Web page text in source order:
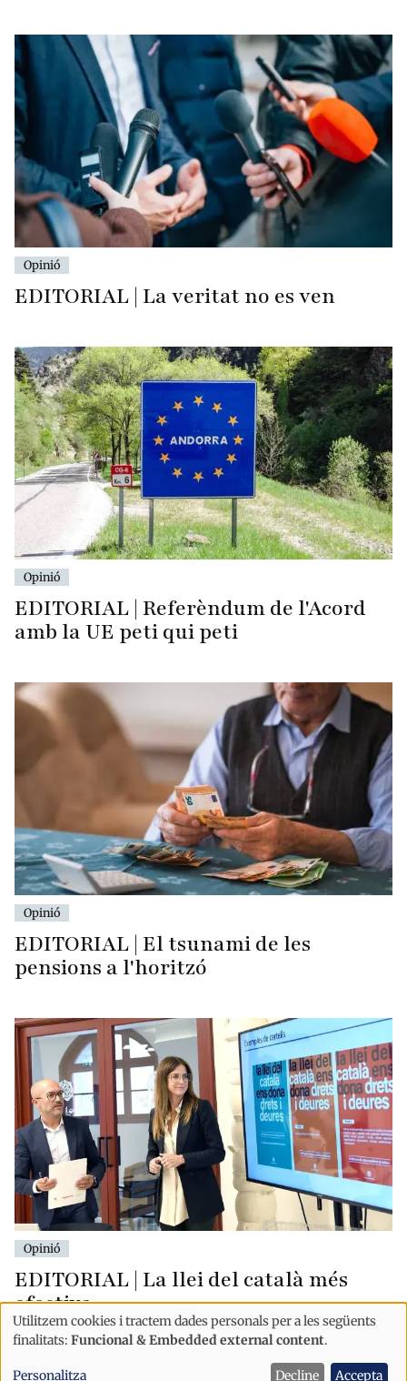
Opinió
EDITORIAL | La veritat no es ven
Opinió
EDITORIAL | Referèndum de l'Acord
amb la UE peti qui peti
Opinió
EDITORIAL | El tsunami de les
pensions a l'horitzó
Opinió
EDITORIAL | La llei del català més
efectiva
Ús
de
Utilitzem cookies i tractem dades personals per a les següents
finalitats: Funcional & Embedded external content.
Personalitza Decline Accepta